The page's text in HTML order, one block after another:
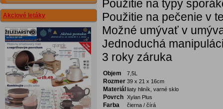
Akciové letáky
Použitie na typy
Použitie na pečenie v
Možné umývať v
Jednoduchá
3 roky záruka
Objem 7,5L
Rozmer 39 x 21 x 16cm
Materiál liaty hliník, varné sklo
Povrch Xylan Plus
Farba čierna / čírá